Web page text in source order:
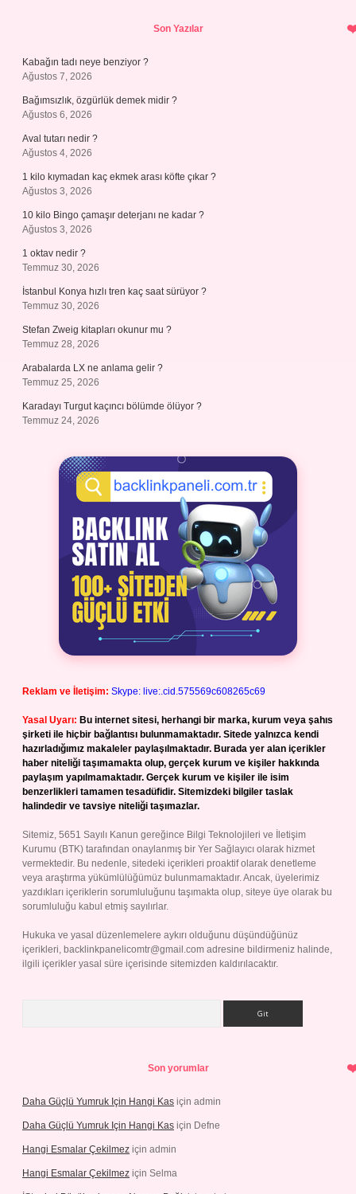
Son Yazılar
Kabağın tadı neye benziyor ?
Ağustos 7, 2026
Bağımsızlık, özgürlük demek midir ?
Ağustos 6, 2026
Aval tutarı nedir ?
Ağustos 4, 2026
1 kilo kıymadan kaç ekmek arası köfte çıkar ?
Ağustos 3, 2026
10 kilo Bingo çamaşır deterjanı ne kadar ?
Ağustos 3, 2026
1 oktav nedir ?
Temmuz 30, 2026
İstanbul Konya hızlı tren kaç saat sürüyor ?
Temmuz 30, 2026
Stefan Zweig kitapları okunur mu ?
Temmuz 28, 2026
Arabalarda LX ne anlama gelir ?
Temmuz 25, 2026
Karadayı Turgut kaçıncı bölümde ölüyor ?
Temmuz 24, 2026
Reklam ve İletişim: Skype: live:.cid.575569c608265c69
Yasal Uyarı: Bu internet sitesi, herhangi bir marka, kurum veya şahıs
şirketi ile hiçbir bağlantısı bulunmamaktadır. Sitede yalnızca kendi
hazırladığımız makaleler paylaşılmaktadır. Burada yer alan içerikler
haber niteliği taşımamakta olup, gerçek kurum ve kişiler hakkında
paylaşım yapılmamaktadır. Gerçek kurum ve kişiler ile isim
benzerlikleri tamamen tesadüfidir. Sitemizdeki bilgiler taslak
halindedir ve tavsiye niteliği taşımazlar.
Sitemiz, 5651 Sayılı Kanun gereğince Bilgi Teknolojileri ve İletişim
Kurumu (BTK) tarafından onaylanmış bir Yer Sağlayıcı olarak hizmet
vermektedir. Bu nedenle, sitedeki içerikleri proaktif olarak denetleme
veya araştırma yükümlülüğümüz bulunmamaktadır. Ancak, üyelerimiz
yazdıkları içeriklerin sorumluluğunu taşımakta olup, siteye üye olarak bu
sorumluluğu kabul etmiş sayılırlar.
Hukuka ve yasal düzenlemelere aykırı olduğunu düşündüğünüz
içerikleri, backlinkpanelicomtr@gmail.com adresine bildirmeniz halinde,
ilgili içerikler yasal süre içerisinde sitemizden kaldırılacaktır.
Son yorumlar
Daha Güçlü Yumruk Için Hangi Kas için admin
Daha Güçlü Yumruk Için Hangi Kas için Defne
Hangi Esmalar Çekilmez için admin
Hangi Esmalar Çekilmez için Selma